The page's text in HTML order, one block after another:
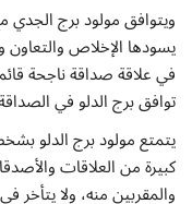
ويتوافق مولود برج
يسودها الإخلاص والتعاون
في علاقة صداقة ناجحة
توافق برج الدلو في
يتمتع مولود برج الدلو
كبيرة من العلاقات
والمقربين منه، ولا